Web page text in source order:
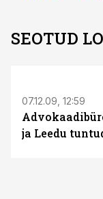
SEOTUD
07.12.09, 12:59
ja Leedu